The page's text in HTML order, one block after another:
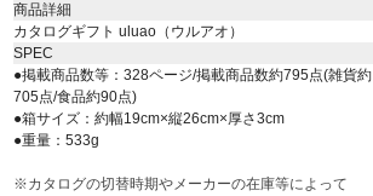
商品詳細
カタログギフト uluao（ウルアオ）
SPEC
●掲載商品数等：328ページ/掲載商品数約795点(雑貨約
705点/食品約90点)
●箱サイズ：約幅19cm×縦26cm×厚さ3cm
●重量：533g
※カタログの切替時期やメーカーの在庫等によって